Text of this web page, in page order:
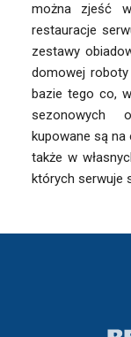
można zjeść
restauracje
zestawy
domowej
bazie tego co,
sezonowych
kupowane są
także w
których serwuje